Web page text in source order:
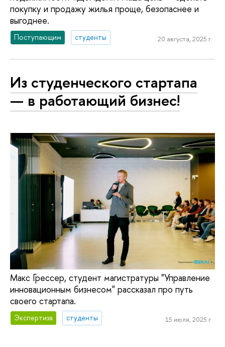
покупку и продажу жилья проще, безопаснее и
выгоднее.
Поступающим студенты 20 августа, 2025 г.
Из сту­ден­че­ско­го стартапа
— в работающий бизнес!
Макс Грессер, студент магистратуры "Управление
инновационным бизнесом" рассказал про путь
своего стартапа.
Экспертиза студенты 15 июля, 2025 г.